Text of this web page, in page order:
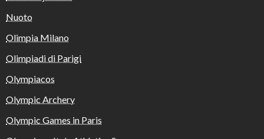
Nuoto
Olimpia Milano
Olimpiadi di Parigi
Olympiacos
Olympic Archery
Olympic Games in Paris